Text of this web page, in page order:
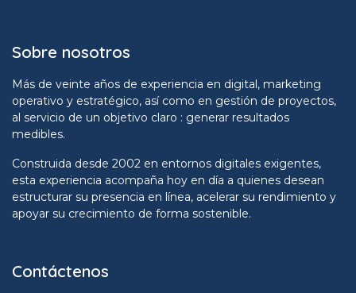
Sobre nosotros
Más de veinte años de experiencia en digital, marketing
operativo y estratégico, así como en gestión de proyectos,
al servicio de un objetivo claro : generar resultados
medibles.
Construida desde 2002 en entornos digitales exigentes,
esta experiencia acompaña hoy en día a quienes desean
estructurar su presencia en línea, acelerar su rendimiento y
apoyar su crecimiento de forma sostenible.
Contáctenos